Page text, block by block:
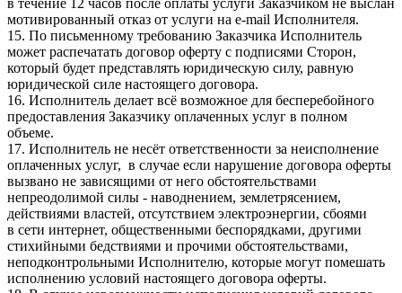
мотивированный отказ от услуги на e-mail Исполнителя.
15. По письменному требованию Заказчика Исполнитель
может распечатать договор оферту с подписями Сторон,
который будет представлять юридическую силу, равную
юридической силе настоящего договора.
16. Исполнитель делает всё возможное для бесперебойного
предоставления Заказчику оплаченных услуг в полном
объеме.
17. Исполнитель не несёт ответственности за неисполнение
оплаченных услуг, в случае если нарушение договора оферты
вызвано не зависящими от него обстоятельствами
непреодолимой силы - наводнением, землетрясением,
действиями властей, отсутствием электроэнергии, сбоями
в сети интернет, общественными беспорядками, другими
стихийными бедствиями и прочими обстоятельствами,
неподконтрольными Исполнителю, которые могут помешать
исполнению условий настоящего договора оферты.